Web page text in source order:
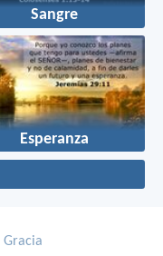
Sangre
Esperanza
Gracia